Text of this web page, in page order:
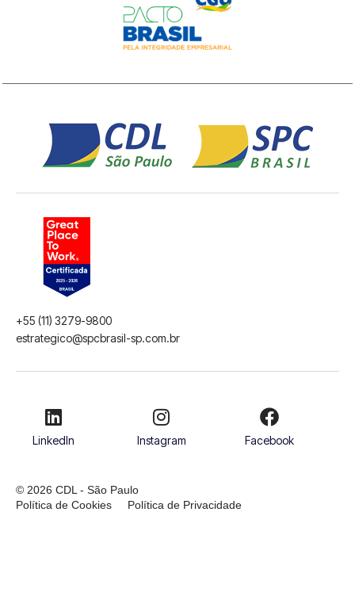
+55 (11) 3279-9800
estrategico@spcbrasil-sp.com.br
LinkedIn Instagram Facebook
© 2026 CDL - São Paulo
Política de Cookies
Política de Privacidade